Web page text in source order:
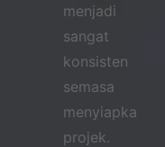
menjadi
sangat
konsisten
semasa
menyiapkan
projek.